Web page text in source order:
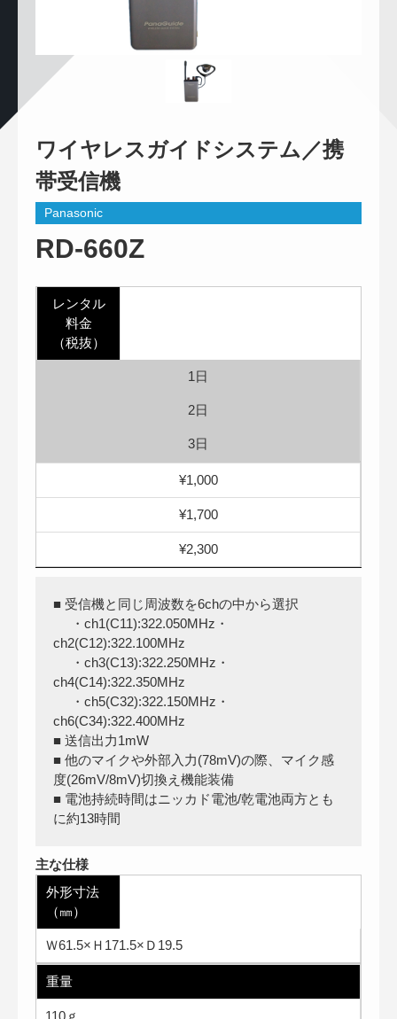
ワイヤレスガイドシステム／携
帯受信機
Panasonic
RD-660Z
レンタル
料金
（税抜）
1日
2日
3日
¥1,000
¥1,700
¥2,300
■ 受信機と同じ周波数を6chの中から選択
・ch1(C11):322.050MHz・
ch2(C12):322.100MHz
・ch3(C13):322.250MHz・
ch4(C14):322.350MHz
・ch5(C32):322.150MHz・
ch6(C34):322.400MHz
■ 送信出力1mW
■ 他のマイクや外部入力(78mV)の際、マイク感
度(26mV/8mV)切換え機能装備
■ 電池持続時間はニッカド電池/乾電池両方とも
に約13時間
主な仕様
外形寸法
（㎜）
Ｗ61.5×Ｈ171.5×Ｄ19.5
重量
110ｇ